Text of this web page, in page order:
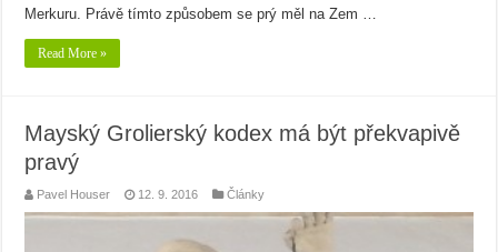
Merkuru. Právě tímto způsobem se prý měl na Zem …
Read More »
Mayský Grolierský kodex má být překvapivě
pravý
Pavel Houser 12. 9. 2016 Články